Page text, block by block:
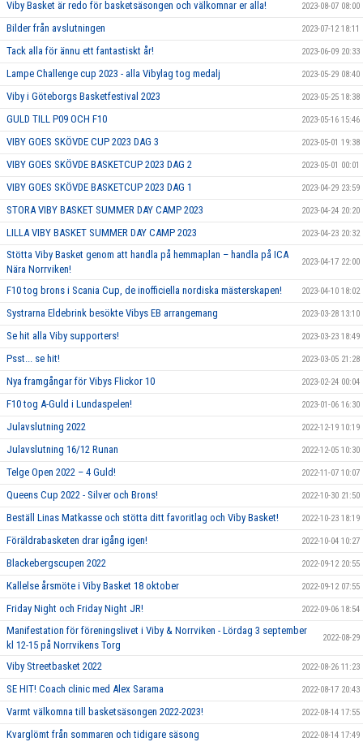
Viby Basket är redo för basketsäsongen och välkomnar er alla! 2023-08-07 08:00
Bilder från avslutningen 2023-07-12 18:11
Tack alla för ännu ett fantastiskt år! 2023-06-09 20:33
Lampe Challenge cup 2023 - alla Vibylag tog medalj 2023-05-29 08:40
Viby i Göteborgs Basketfestival 2023 2023-05-25 18:38
GULD TILL P09 OCH F10 2023-05-16 15:46
VIBY GOES SKÖVDE CUP 2023 DAG 3 2023-05-01 19:38
VIBY GOES SKÖVDE BASKETCUP 2023 DAG 2 2023-05-01 00:01
VIBY GOES SKÖVDE BASKETCUP 2023 DAG 1 2023-04-29 23:59
STORA VIBY BASKET SUMMER DAY CAMP 2023 2023-04-24 20:20
LILLA VIBY BASKET SUMMER DAY CAMP 2023 2023-04-23 20:32
Stötta Viby Basket genom att handla på hemmaplan – handla på ICA
Nära Norrviken!
2023-04-17 22:00
F10 tog brons i Scania Cup, de inofficiella nordiska mästerskapen! 2023-04-10 18:02
Systrarna Eldebrink besökte Vibys EB arrangemang 2023-03-28 13:10
Se hit alla Viby supporters! 2023-03-23 18:49
Psst... se hit! 2023-03-05 21:28
Nya framgångar för Vibys Flickor 10 2023-02-24 00:04
F10 tog A-Guld i Lundaspelen! 2023-01-06 16:30
Julavslutning 2022 2022-12-19 10:19
Julavslutning 16/12 Runan 2022-12-05 10:30
Telge Open 2022 – 4 Guld! 2022-11-07 10:07
Queens Cup 2022 - Silver och Brons! 2022-10-30 21:50
Beställ Linas Matkasse och stötta ditt favoritlag och Viby Basket! 2022-10-23 18:19
Föräldrabasketen drar igång igen! 2022-10-04 10:27
Blackebergscupen 2022 2022-09-12 20:55
Kallelse årsmöte i Viby Basket 18 oktober 2022-09-12 07:55
Friday Night och Friday Night JR! 2022-09-06 18:54
Manifestation för föreningslivet i Viby & Norrviken - Lördag 3 september
kl 12-15 på Norrvikens Torg
2022-08-29
Viby Streetbasket 2022 2022-08-26 11:23
SE HIT! Coach clinic med Alex Sarama 2022-08-17 20:43
Varmt välkomna till basketsäsongen 2022-2023! 2022-08-14 17:55
Kvarglömt från sommaren och tidigare säsong 2022-08-14 17:49